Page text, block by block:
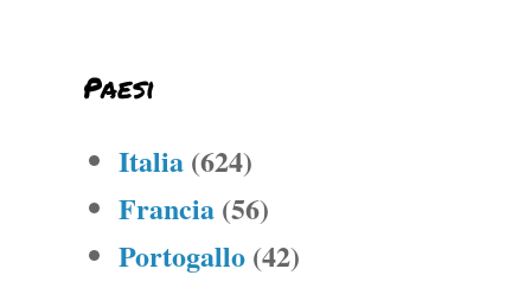
Paesi
Italia (624)
Francia (56)
Portogallo (42)